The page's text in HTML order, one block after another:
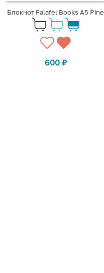
Блокнот Falafel Books А5 Pine
600 ₽